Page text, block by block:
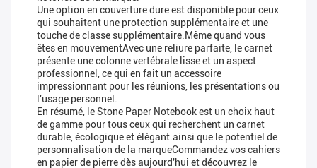
Une option en couverture dure est disponible pour ceux
qui souhaitent une protection supplémentaire et une
touche de classe supplémentaire.Même quand vous
êtes en mouvementAvec une reliure parfaite, le carnet
présente une colonne vertébrale lisse et un aspect
professionnel, ce qui en fait un accessoire
impressionnant pour les réunions, les présentations ou
l'usage personnel.
En résumé, le Stone Paper Notebook est un choix haut
de gamme pour tous ceux qui recherchent un carnet
durable, écologique et élégant.ainsi que le potentiel de
personnalisation de la marqueCommandez vos cahiers
en papier de pierre dès aujourd'hui et découvrez le